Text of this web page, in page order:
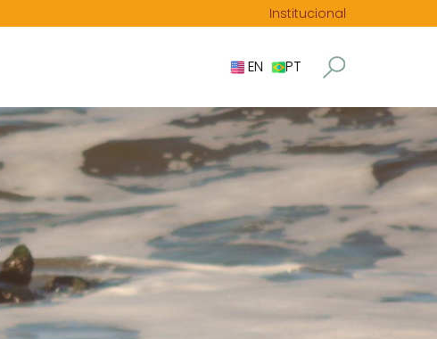
Institucional
EN PT